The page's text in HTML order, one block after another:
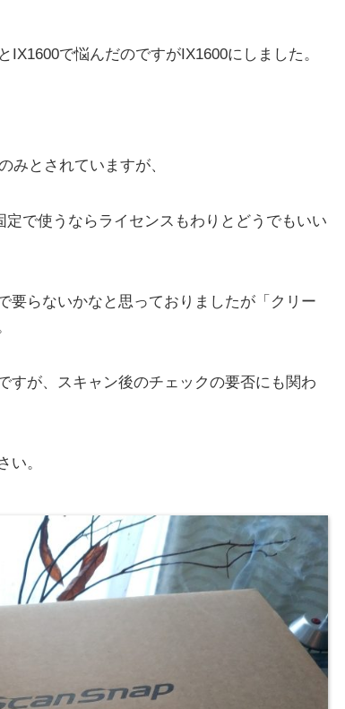
で悩んだのですがIX1600にしました。
みとされていますが、
で使うならライセンスもわりとどうでもいい
要らないかなと思っておりましたが「クリー
すが、スキャン後のチェックの要否にも関わ
い。